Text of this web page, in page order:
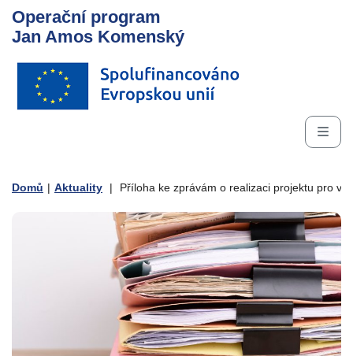
Operační program
Jan Amos Komenský
Domů | Aktuality | Příloha ke zprávám o realizaci projektu pro